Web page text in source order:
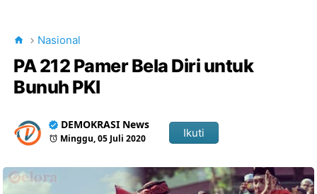
Nasional
PA 212 Pamer Bela Diri untuk
Bunuh PKI
DEMOKRASI News
Minggu, 05 Juli 2020 Ikuti